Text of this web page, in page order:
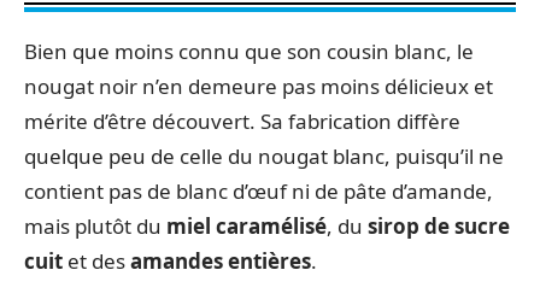
Bien que moins connu que son cousin blanc, le
nougat noir n’en demeure pas moins délicieux et
mérite d’être découvert. Sa fabrication diffère
quelque peu de celle du nougat blanc, puisqu’il ne
contient pas de blanc d’œuf ni de pâte d’amande,
mais plutôt du miel caramélisé, du sirop de sucre
cuit et desamandes entières.